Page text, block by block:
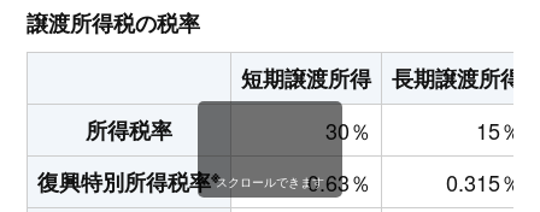
譲渡所得税の税率
短期譲渡所得
長期譲渡所得
所得税率
30％
15％
復興特別所得税率※ 0.63％
0.315％
スクロールできます